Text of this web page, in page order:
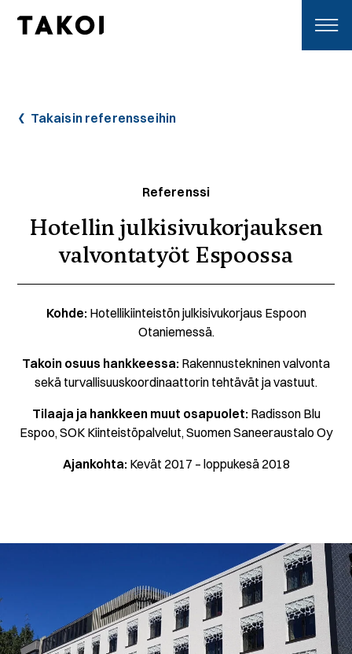
Toggle navigation
Takaisin referensseihin
Referenssi
Hotellin julkisivukorjauksen
valvontatyöt Espoossa
Kohde:Hotellikiinteistön julkisivukorjaus Espoon
Otaniemessä.
Takoin osuus hankkeessa: Rakennustekninen valvonta
sekä turvallisuuskoordinaattorin tehtävät ja vastuut.
Tilaaja ja hankkeen muut osapuolet:Radisson Blu
Espoo, SOK Kiinteistöpalvelut, Suomen Saneeraustalo Oy
Ajankohta:Kevät 2017 – loppukesä 2018